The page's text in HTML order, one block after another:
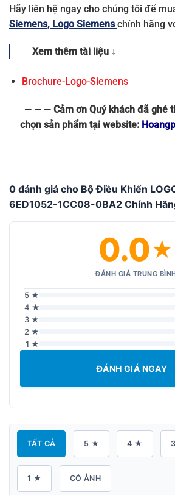
Hãy liên hệ ngay cho chúng tôi để
Siemens, Logo Siemens chính hãng
Xem thêm tài liệu ↓
Brochure-Logo-Siemens
— — — Cảm ơn Quý khách đã ghé
chọn sản phẩm tại website:
0 đánh giá cho Bộ Điều Khiển
6ED1052-1CC08-0BA2 Chính
0.0★
ĐÁNH GIÁ TRUNG
5 ★
4 ★
3 ★
2 ★
1 ★
ĐÁNH GIÁ NGAY
TẤT CẢ 5 ★ 4 ★
1 ★ CÓ ẢNH